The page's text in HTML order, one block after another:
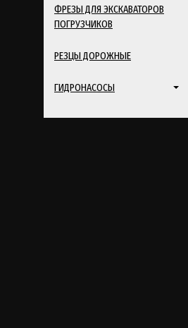
ФРЕЗЫ ДЛЯ ЭКСКАВАТОРОВ
ПОГРУЗЧИКОВ
РЕЗЦЫ ДОРОЖНЫЕ
ГИДРОНАСОСЫ